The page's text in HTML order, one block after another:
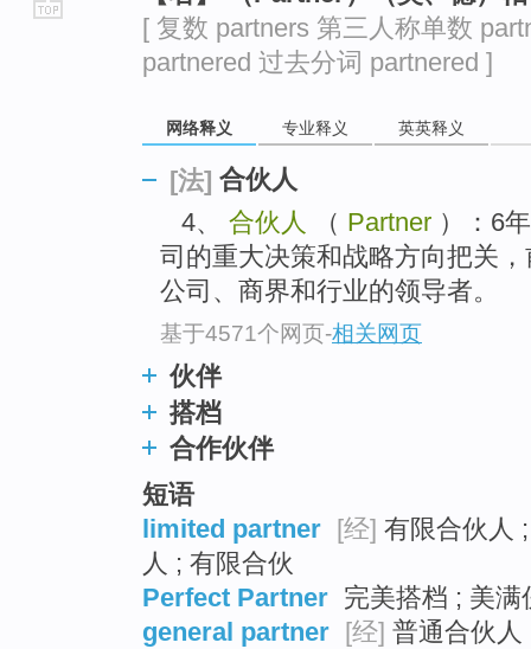
[ 复数 partners 第三人称单数
partnered 过去分词 partnered ]
网络释义 专业释义 英英释义
[法] 合伙人
4、 合伙人 （ Partner ）：6
司的重大决策和战略方向把关
公司、商界和行业的领导者。
基于4571个网页-相关网页
伙伴
搭档
合作伙伴
短语
limited partner [经] 有限合伙人
人 ; 有限合伙
Perfect Partner 完美搭档 ; 美满
general partner [经] 普通合伙